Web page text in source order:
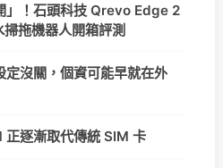
」！石頭科技 Qrevo Edge 2
拖機器人開箱評測
定沒關，個資可能早就在外
逐漸取代傳統 SIM 卡